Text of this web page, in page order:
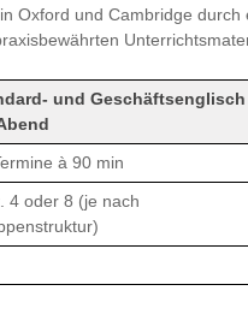
Oxford und Cambridge durch
und Geschäftsenglisch
à 90 min
4 oder 8 (je nach